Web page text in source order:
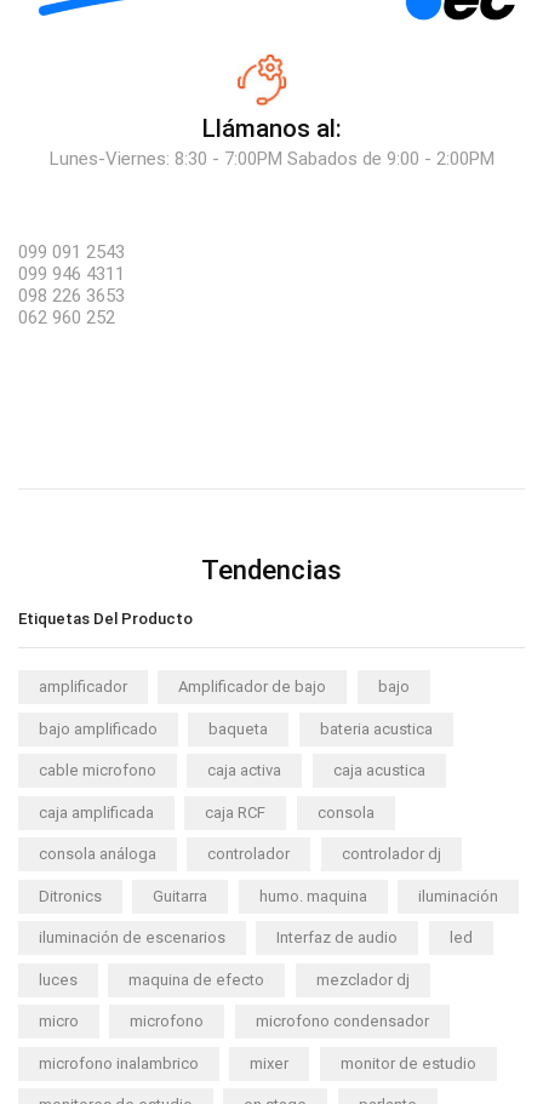
Llámanos al:
Lunes-Viernes: 8:30 - 7:00PM Sabados de 9:00 - 2:00PM
099 091 2543
099 946 4311
098 226 3653
062 960 252
Tendencias
Etiquetas Del Producto
amplificador Amplificador de bajo bajo
bajo amplificado baqueta bateria acustica
cable microfono caja activa caja acustica
caja amplificada caja RCF consola
consola análoga controlador controlador dj
Ditronics Guitarra humo. maquina iluminación
iluminación de escenarios Interfaz de audio led
luces maquina de efecto mezclador dj
micro microfono microfono condensador
microfono inalambrico mixer monitor de estudio